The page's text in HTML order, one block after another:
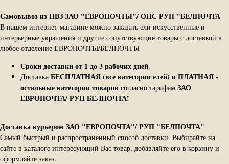
Самовывоз из ПВЗ ЗАО "ЕВРОПОЧТЫ"/ ОПС РУП "БЕЛПОЧТА
В нашем интернет-магазине можно заказать ели искусственные и
интерьерные украшения и другие сопутствующие товары с доставкой в
любое отделение ЕВРОПОЧТЫ/БЕЛПОЧТЫ
Cроки доставки от 1 до 3 рабочих дней.
Доставка БЕСПЛАТНАЯ (все категории елей) и ПЛАТНАЯ -
остальные категории товаров согласно тарифам ЗАО
ЕВРОПОЧТА/ РУП БЕЛПОЧТА!
Доставка курьером ЗАО "ЕВРОПОЧТА"/ РУП "БЕЛПОЧТА"
Самый быстрый и распространенный способ доставки. Выбирайте на
сайте в каталоге интересующий Вас товар, добавляйте его в корзину и
оформляйте заказ.